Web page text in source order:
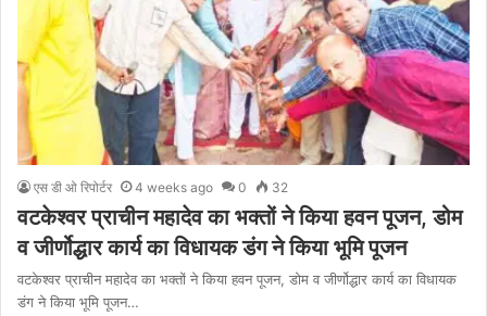
एस डी ओ रिपोर्टर 4 weeks ago 0 32
वटकेश्वर प्राचीन महादेव का भक्तों ने किया हवन पूजन, डोम
व जीर्णोद्धार कार्य का विधायक डंग ने किया भूमि पूजन
वटकेश्वर प्राचीन महादेव का भक्तों ने किया हवन पूजन, डोम व जीर्णोद्धार कार्य का विधायक
डंग ने किया भूमि पूजन…